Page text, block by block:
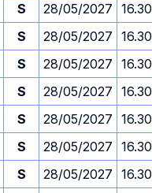
S 28/05/2027 16.30
S 28/05/2027 16.30
S 28/05/2027 16.30
S 28/05/2027 16.30
S 28/05/2027 16.30
S 28/05/2027 16.30
S 28/05/2027 16.30